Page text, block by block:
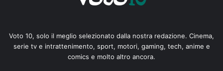
Voto 10, solo il meglio selezionato dalla nostra redazione. Cinema,
serie tv e intrattenimento, sport, motori, gaming, tech, anime e
comics e molto altro ancora.